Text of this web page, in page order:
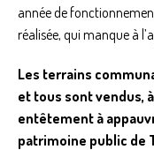
année de
réalisée, qui manque à
Les terrains
et tous sont vendus,
entêtement à
patrimoine public de